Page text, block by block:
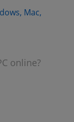
Mac,
online?